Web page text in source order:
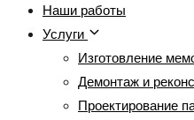
Наши работы
Услуги
Изготовление
Демонтаж и
Проектирование